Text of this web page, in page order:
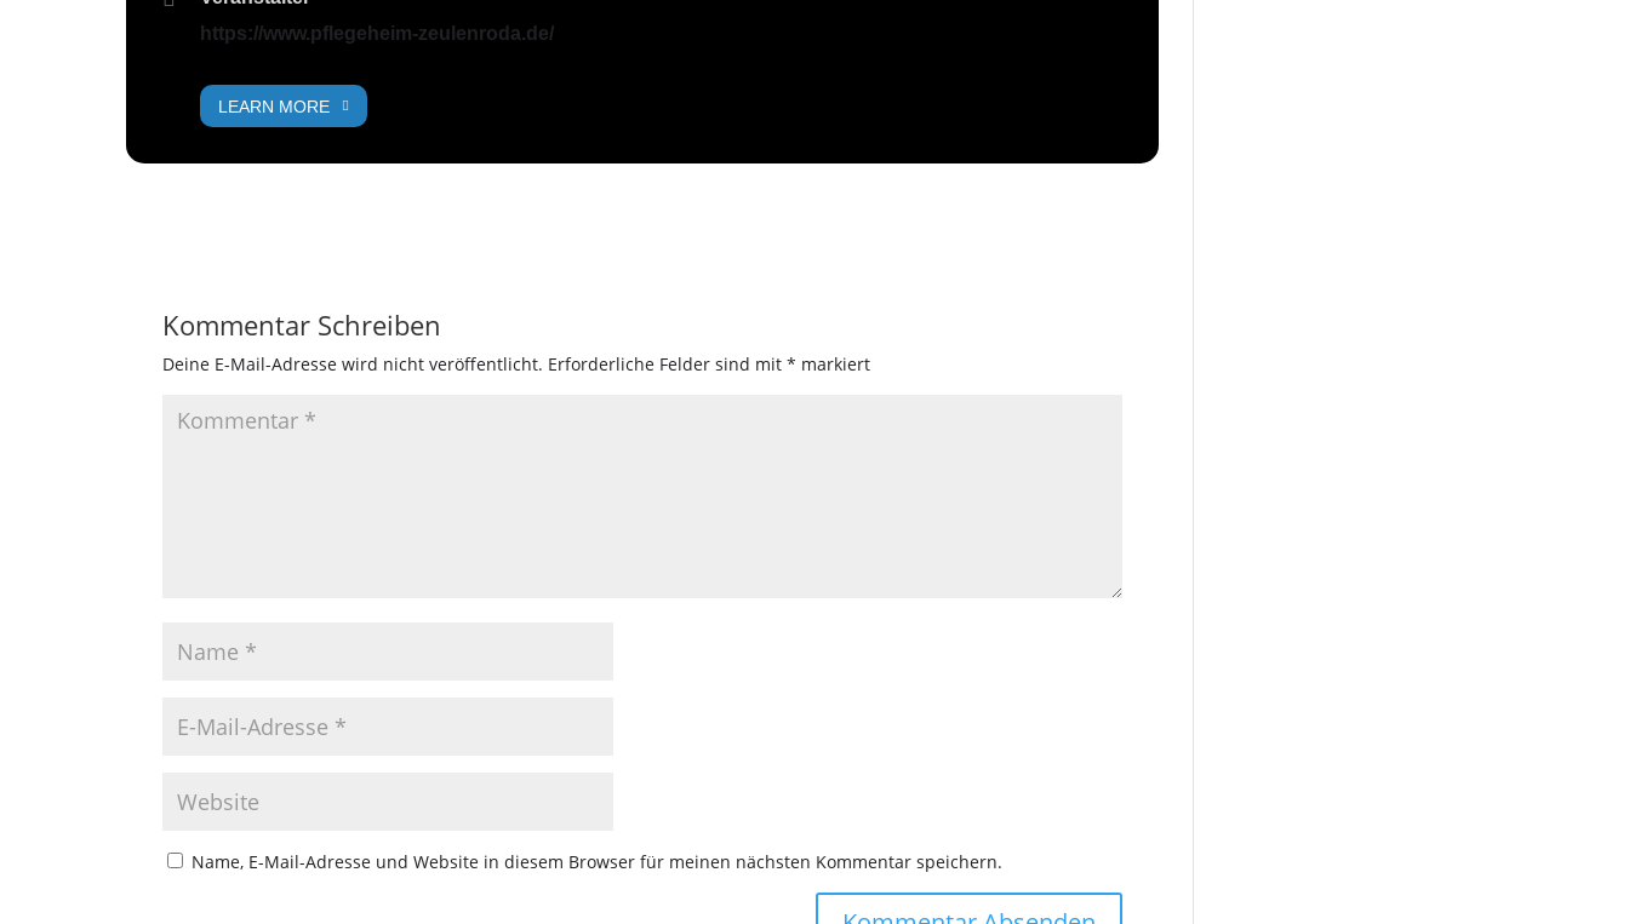
https://www.pflegeheim-zeulenroda.de/
LEARN MORE
Kommentar Schreiben
Deine E-Mail-Adresse wird nicht veröffentlicht. Erforderliche Felder sind mit* markiert
Name, E-Mail-Adresse und Website in diesem Browser für meinen nächsten Kommentar speichern.